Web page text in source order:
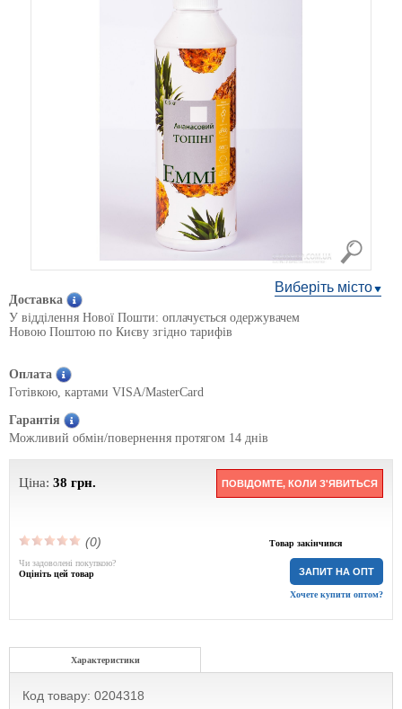
Виберіть місто
Доставка
У відділення Нової Пошти: оплачується одержувачем
Новою Поштою по Києву згідно тарифів
Оплата
Готівкою, картами VISA/MasterCard
Гарантія
Можливий обмін/повернення протягом 14 днів
Ціна: 38 грн. ПОВІДОМТЕ, КОЛИ З'ЯВИТЬСЯ
(0) Товар закінчився
ЗАПИТ НА ОПТ
Хочете купити оптом?
Чи задоволені покупкою?
Оцініть цей товар
Характеристики
Код товару: 0204318